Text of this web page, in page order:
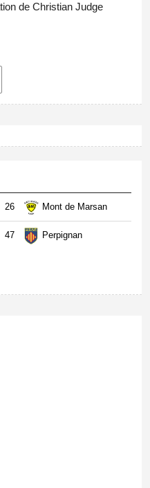
de Christian Judge
26 Mont de Marsan
47 Perpignan